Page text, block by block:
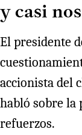
y casi
El presidente
accionista del
habló sobre la
refuerzos.